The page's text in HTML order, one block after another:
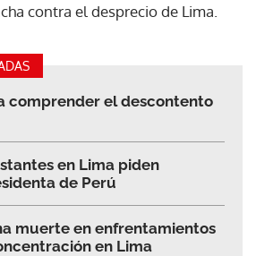
contra el desprecio de Lima.
comprender el descontento
en Lima piden
de Perú
muerte en enfrentamientos
en Lima